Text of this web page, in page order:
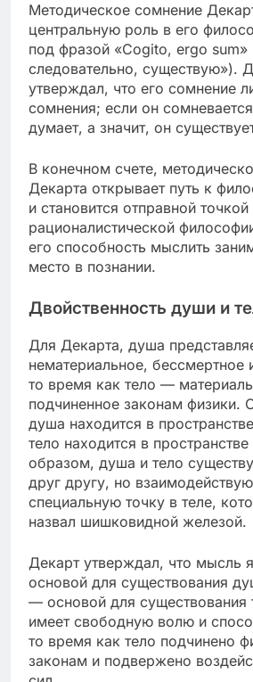
Методическое сомнение
центральную роль в его
под фразой «Cogito, ergo
следовательно, существую»).
утверждал, что его сомнение
сомнения; если он
думает, а значит, он
В конечном счете,
Декарта открывает путь к
и становится отправной точкой
рационалистической
его способность мыслить
место в познании.
Двойственность души и
Для Декарта, душа
нематериальное, бессмертное
то время как тело —
подчиненное законам физики.
душа находится в
тело находится в
образом, душа и тело
друг другу, но
специальную точку в теле,
назвал шишковидной железой.
Декарт утверждал, что мысль
основой для существования
— основой для существования
имеет свободную волю и
то время как тело подчинено
законам и подвержено